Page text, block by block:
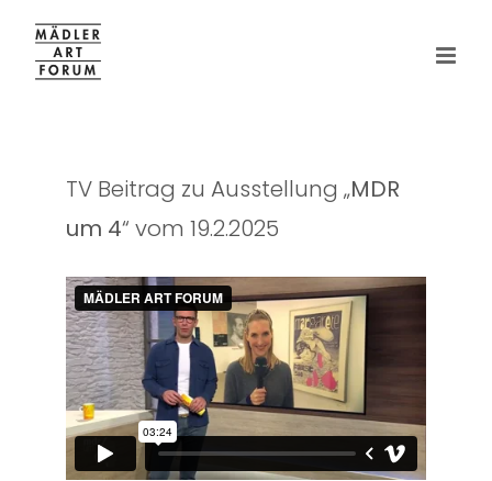
Zum
Inhalt
TV Beitrag zu Ausstellung „MDR
um 4“ vom 19.2.2025